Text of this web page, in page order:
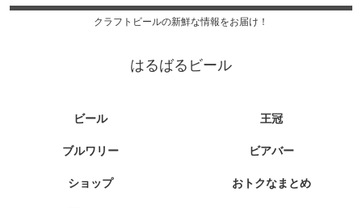
クラフトビールの新鮮な情報をお届け！
はるばるビール
ビール 王冠
ブルワリー ビアバー
ショップ おトクなまとめ